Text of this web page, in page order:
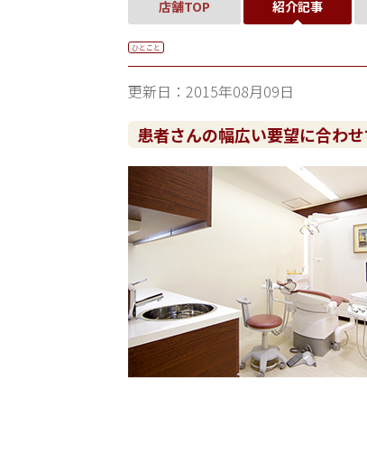
店舗TOP 紹介記事
ひとこと
更新日：2015年08月09日
患者さんの幅広い要望に合わ